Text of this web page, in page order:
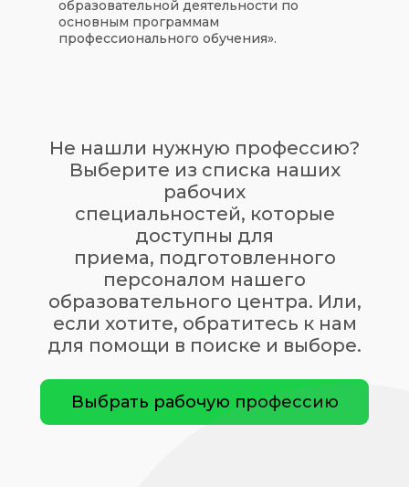
образовательной деятельности по
основным программам
профессионального обучения».
Не нашли нужную профессию?
Выберите из списка наших
рабочих
специальностей, которые
доступны для
приема, подготовленного
персоналом нашего
образовательного центра. Или,
если хотите, обратитесь к нам
для помощи в поиске и выборе.
Выбрать рабочую профессию